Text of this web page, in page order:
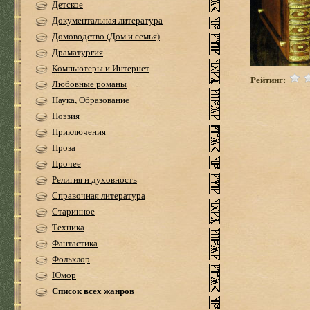
Детское
Документальная литература
Домоводство (Дом и семья)
Драматургия
Компьютеры и Интернет
Любовные романы
Наука, Образование
Поэзия
Приключения
Проза
Прочее
Религия и духовность
Справочная литература
Старинное
Техника
Фантастика
Фольклор
Юмор
Список всех жанров
Рейтинг: